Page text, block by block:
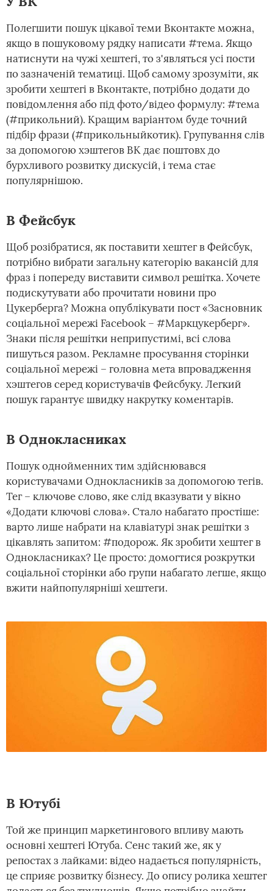
Полегшити пошук цікавої теми Вконтакте можна,
якщо в пошуковому рядку написати #тема. Якщо
натиснути на чужі хештегі, то з'являться усі пости
по зазначеній тематиці. Щоб самому зрозуміти, як
зробити хештегі в Вконтакте, потрібно додати до
повідомлення або під фото/відео формулу: #тема
(#прикольний). Кращим варіантом буде точний
підбір фрази (#прикольныйкотик). Групування слів
за допомогою хэштегов ВК дає поштовх до
бурхливого розвитку дискусій, і тема стає
популярнішою.
В Фейсбук
Щоб розібратися, як поставити хештег в Фейсбук,
потрібно вибрати загальну категорію вакансій для
фраз і попереду виставити символ решітка. Хочете
подискутувати або прочитати новини про
Цукерберга? Можна опублікувати пост «Засновник
соціальної мережі Facebook – #Маркцукерберг».
Знаки після решітки неприпустимі, всі слова
пишуться разом. Рекламне просування сторінки
соціальної мережі – головна мета впровадження
хэштегов серед користувачів Фейсбуку. Легкий
пошук гарантує швидку накрутку коментарів.
В Однокласниках
Пошук однойменних тим здійснювався
користувачами Однокласників за допомогою тегів.
Тег – ключове слово, яке слід вказувати у вікно
«Додати ключові слова». Стало набагато простіше:
варто лише набрати на клавіатурі знак решітки з
цікавлять запитом: #подорож. Як зробити хештег в
Однокласниках? Це просто: домогтися розкрутки
соціальної сторінки або групи набагато легше, якщо
вжити найпопулярніші хештеги.
В Ютубі
Той же принцип маркетингового впливу мають
основні хештегі Ютуба. Сенс такий же, як у
репостах з лайками: відео надається популярність,
це сприяє розвитку бізнесу. До опису ролика хештег